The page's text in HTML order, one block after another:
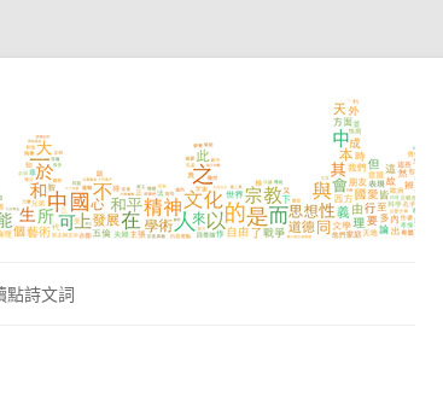
點詩文詞